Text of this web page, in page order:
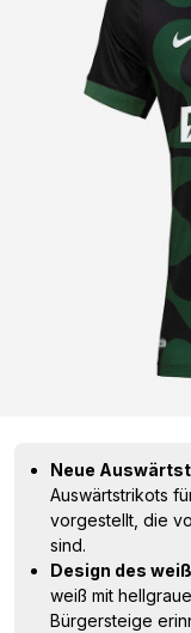
Neue
Auswärtstrikots
vorgestellt, die
sind.
Design des
weiß mit
Bürgersteige